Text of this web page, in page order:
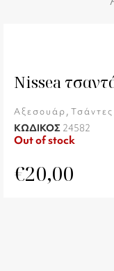
Nissea
Αξεσουάρ, Τσάντες
ΚΩΔΙΚΟΣ 24582
Out of stock
€20,00